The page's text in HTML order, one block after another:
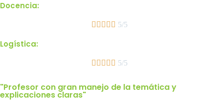
Docencia:
     5/5
Logística:
     5/5
"Profesor con gran manejo de la temática y
explicaciones claras"